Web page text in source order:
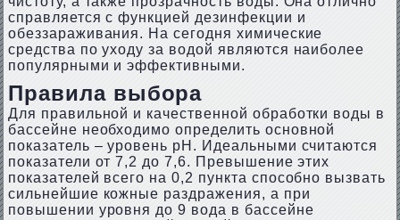
справляется с функцией дезинфекции и
обеззараживания. На сегодня химические
средства по уходу за водой являются наиболее
популярными и эффективными.
Правила выбора
Для правильной и качественной обработки воды в
бассейне необходимо определить основной
показатель – уровень pH. Идеальными считаются
показатели от 7,2 до 7,6. Превышение этих
показателей всего на 0,2 пункта способно вызвать
сильнейшие кожные раздражения, а при
повышении уровня до 9 вода в бассейне